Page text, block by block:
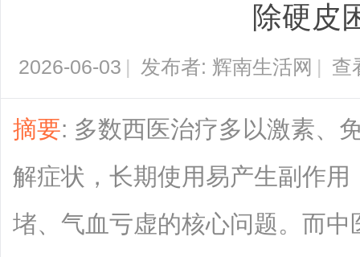
除硬皮
2026-06-03 | 发布者: 辉南生活网 | 查
摘要: 多数西医治疗多以激素、
解症状，长期使用易产生副作
堵、气血亏虚的核心问题。而中